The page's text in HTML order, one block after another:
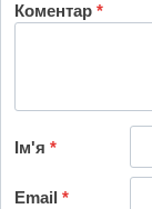
Коментар*
Ім'я*
Email*